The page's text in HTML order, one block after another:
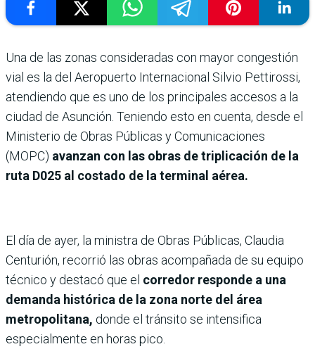
Una de las zonas consideradas con mayor congestión
vial es la del Aeropuerto Internacional Silvio Pettirossi,
atendiendo que es uno de los principales accesos a la
ciudad de Asunción. Teniendo esto en cuenta, desde el
Ministerio de Obras Públicas y Comunicaciones
(MOPC) avanzan con las obras de triplicación de la
ruta D025 al costado de la terminal aérea.
El día de ayer, la ministra de Obras Públicas, Claudia
Centurión, recorrió las obras acompañada de su equipo
técnico y destacó que el corredor responde a una
demanda histórica de la zona norte del área
metropolitana, donde el tránsito se intensifica
especialmente en horas pico.